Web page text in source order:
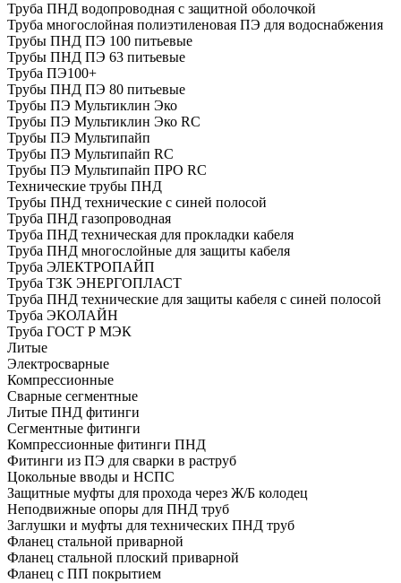
Труба ПНД водопроводная с защитной оболочкой
Труба многослойная полиэтиленовая ПЭ для водоснабжения
Трубы ПНД ПЭ 100 питьевые
Трубы ПНД ПЭ 63 питьевые
Труба ПЭ100+
Трубы ПНД ПЭ 80 питьевые
Трубы ПЭ Мультиклин Эко
Трубы ПЭ Мультиклин Эко RC
Трубы ПЭ Мультипайп
Трубы ПЭ Мультипайп RC
Трубы ПЭ Мультипайп ПРО RC
Технические трубы ПНД
Трубы ПНД технические с синей полосой
Труба ПНД газопроводная
Труба ПНД техническая для прокладки кабеля
Труба ПНД многослойные для защиты кабеля
Труба ЭЛЕКТРОПАЙП
Труба ТЗК ЭНЕРГОПЛАСТ
Труба ПНД технические для защиты кабеля с синей полосой
Труба ЭКОЛАЙН
Труба ГОСТ Р МЭК
Литые
Электросварные
Компрессионные
Сварные сегментные
Литые ПНД фитинги
Сегментные фитинги
Компрессионные фитинги ПНД
Фитинги из ПЭ для сварки в раструб
Цокольные вводы и НСПС
Защитные муфты для прохода через Ж/Б колодец
Неподвижные опоры для ПНД труб
Заглушки и муфты для технических ПНД труб
Фланец стальной приварной
Фланец стальной плоский приварной
Фланец с ПП покрытием